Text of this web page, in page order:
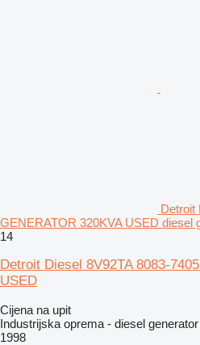
Detroit
GENERATOR 320KVA USED diesel
14
Detroit Diesel 8V92TA 8083-
USED
Cijena na upit
Industrijska oprema - diesel generator
1998